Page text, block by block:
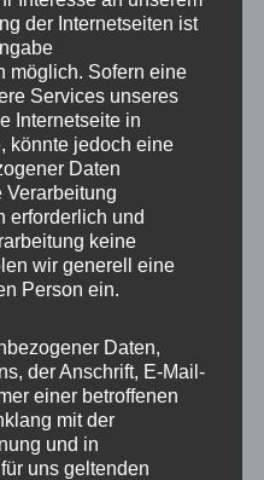
Gutachten
der Internetseiten ist
möglich. Sofern eine
Services unseres
Internetseite in
könnte jedoch eine
Daten
Verarbeitung
erforderlich und
keine
wir generell eine
Person ein.
Daten,
der Anschrift, E-Mail-
einer betroffenen
mit der
und in
uns geltenden